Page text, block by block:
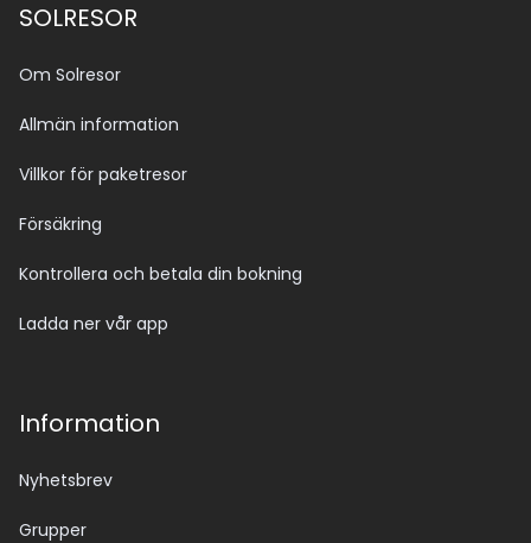
SOLRESOR
Om Solresor
Allmän information
Villkor för paketresor
Försäkring
Kontrollera och betala din bokning
Ladda ner vår app
Information
Nyhetsbrev
Grupper